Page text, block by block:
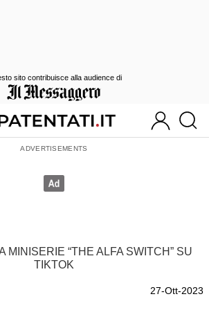
MINISERIE “THE ALFA SWITCH” SU
TIKTOK
27-Ott-2023
sito contribuisce alla audience di